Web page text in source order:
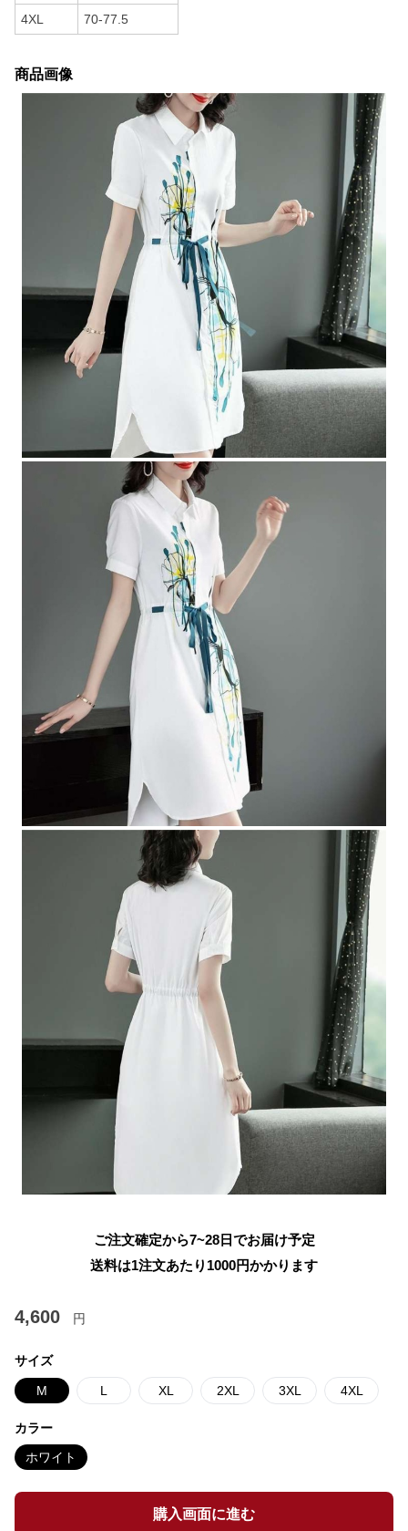
4XL 70-77.5
商品画像
ご注文確定から7~28日でお届け予定
送料は1注文あたり 1000円かかります
4,600 円
サイズ
M L XL 2XL 3XL 4XL
カラー
ホワイト
購入画面に進む